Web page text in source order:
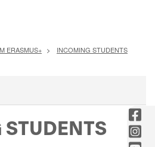
-
ERASMUS+ INCOMING STUDENTS
STUDENTS